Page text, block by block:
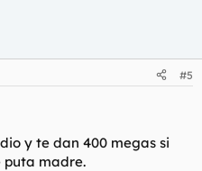
#5
y te dan 400 megas si
puta madre.